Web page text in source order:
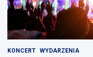
KONCERT WYDARZENIA